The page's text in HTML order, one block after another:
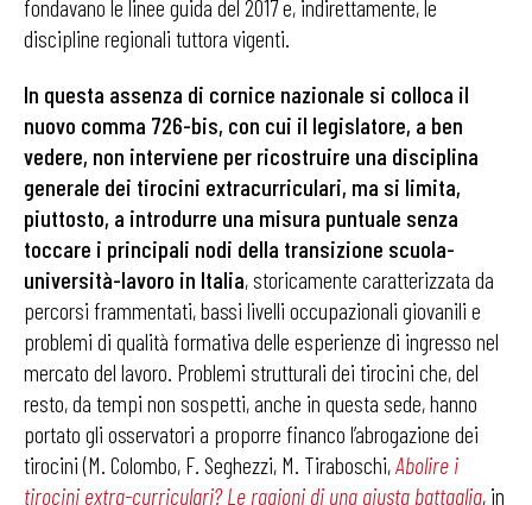
fondavano le linee guida del 2017 e, indirettamente, le
discipline regionali tuttora vigenti.
In questa assenza di cornice nazionale si colloca il
nuovo comma 726-bis, con cui il legislatore, a ben
vedere, non interviene per ricostruire una disciplina
generale dei tirocini extracurriculari, ma si limita,
piuttosto, a introdurre una misura puntuale senza
toccare i principali nodi della transizione scuola-
università-lavoro in Italia, storicamente caratterizzata da
percorsi frammentati, bassi livelli occupazionali giovanili e
problemi di qualità formativa delle esperienze di ingresso nel
mercato del lavoro. Problemi strutturali dei tirocini che, del
resto, da tempi non sospetti, anche in questa sede, hanno
portato gli osservatori a proporre financo l’abrogazione dei
tirocini (M. Colombo, F. Seghezzi, M. Tiraboschi,Abolire i
tirocini extra-curriculari? Le ragioni di una giusta battaglia, in